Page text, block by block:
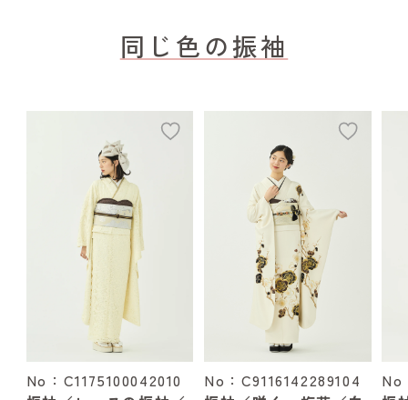
同じ色の振袖
No：C1175100042010
No：C9116142289104
No